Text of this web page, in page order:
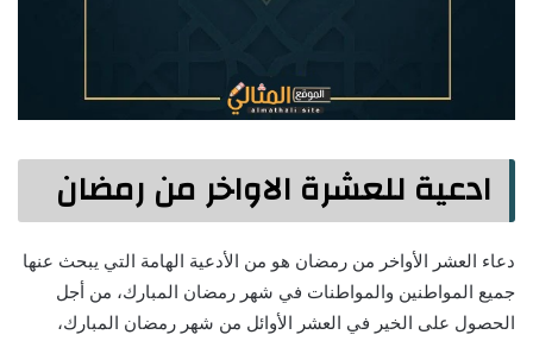
ادعية للعشرة الاواخر من رمضان
دعاء العشر الأواخر من رمضان هو من الأدعية الهامة التي يبحث عنها
جميع المواطنين والمواطنات في شهر رمضان المبارك، من أجل
الحصول على الخير في العشر الأوائل من شهر رمضان المبارك،